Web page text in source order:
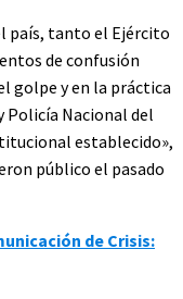
país, tanto el Ejército
de confusión
golpe y en la práctica
Policía Nacional del
establecido»,
público el pasado
de Crisis: